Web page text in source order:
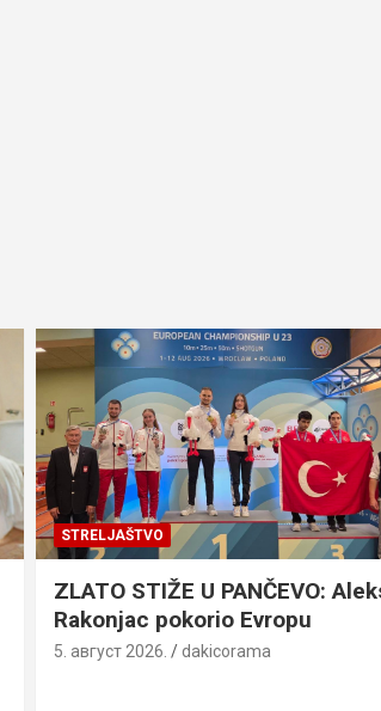
STRELJAŠTVO
ZLATO STIŽE U PANČEVO:
Rakonjac pokorio Evropu
5. август 2026. dakicorama